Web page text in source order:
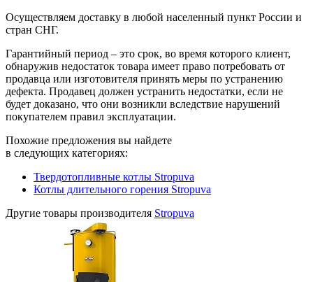
Осуществляем доставку в любой населенный пункт России и
стран СНГ.
Гарантийный период – это срок, во время которого клиент,
обнаружив недостаток товара имеет право потребовать от
продавца или изготовителя принять меры по устранению
дефекта. Продавец должен устранить недостатки, если не
будет доказано, что они возникли вследствие нарушений
покупателем правил эксплуатации.
Похожие предложения вы найдете
в следующих категориях:
Твердотопливные котлы Stropuva
Котлы длительного горения Stropuva
Другие товары производителя Stropuva